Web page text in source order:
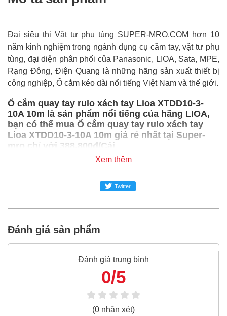
Đại siêu thị Vật tư phụ tùng SUPER-MRO.COM hơn 10
năm kinh nghiệm trong ngành dụng cụ cầm tay, vật tư phụ
tùng, đại diện phân phối của Panasonic, LIOA, Sata, MPE,
Rạng Đông, Điện Quang là những hãng sản xuất thiết bị
công nghiệp, Ổ cắm kéo dài nổi tiếng Việt Nam và thế giới.
Ổ cắm quay tay rulo xách tay Lioa XTDD10-3-
10A 10m là sản phẩm nổi tiếng của hãng LIOA,
bạn có thể mua Ổ cắm quay tay rulo xách tay
Lioa XTDD10-3-10A 10m giá rẻ nhất tại Super-
mro chỉ với 388,800đ/Cái
SUPER-MRO.COM cam kết:
Ổ cắm quay tay rulo xách tay Lioa XTDD10-3-10A
10m100% chính hãng
Freeship toàn quốc đơn từ 3 triệu
Bao 1 đổi 1 trong 24 giờ
Nếu bạn cần thêm thông tin của
xách tay Lioa XTDD10-3-10A 10m
024.2224.8888 hoặc zalo -
Xem thêm
Twitter
Đánh giá sản phẩm
Đánh giá trung bình
0/5
(0 nhận xét)